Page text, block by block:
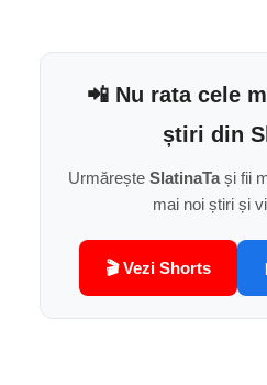
📲 Nu rata cele
știri din
Urmărește SlatinaTași fii
mai noi știri și
🎬 Vezi Shorts